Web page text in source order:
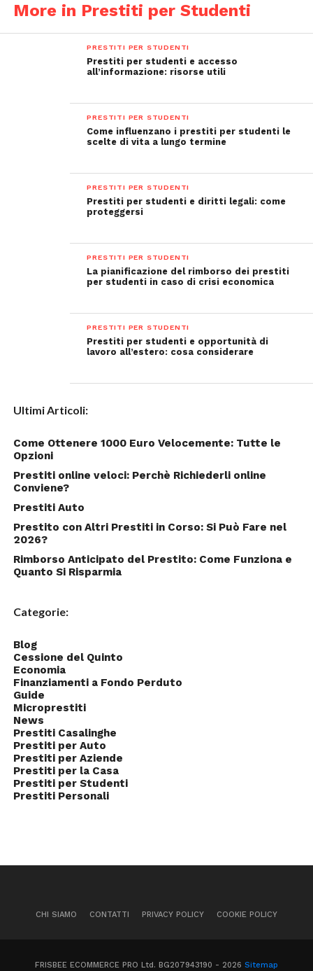
More in Prestiti per Studenti
PRESTITI PER STUDENTI
Prestiti per studenti e accesso
all’informazione: risorse utili
PRESTITI PER STUDENTI
Come influenzano i prestiti per studenti le
scelte di vita a lungo termine
PRESTITI PER STUDENTI
Prestiti per studenti e diritti legali: come
proteggersi
PRESTITI PER STUDENTI
La pianificazione del rimborso dei prestiti
per studenti in caso di crisi economica
PRESTITI PER STUDENTI
Prestiti per studenti e opportunità di
lavoro all’estero: cosa considerare
Ultimi Articoli:
Come Ottenere 1000 Euro Velocemente: Tutte le
Opzioni
Prestiti online veloci: Perchè Richiederli online
Conviene?
Prestiti Auto
Prestito con Altri Prestiti in Corso: Si Può Fare nel
2026?
Rimborso Anticipato del Prestito: Come Funziona e
Quanto Si Risparmia
Categorie:
Blog
Cessione del Quinto
Economia
Finanziamenti a Fondo Perduto
Guide
Microprestiti
News
Prestiti Casalinghe
Prestiti per Auto
Prestiti per Aziende
Prestiti per la Casa
Prestiti per Studenti
Prestiti Personali
CHI SIAMO CONTATTI PRIVACY POLICY COOKIE POLICY
FRISBEE ECOMMERCE PRO Ltd. BG207943190 - 2026 Sitemap